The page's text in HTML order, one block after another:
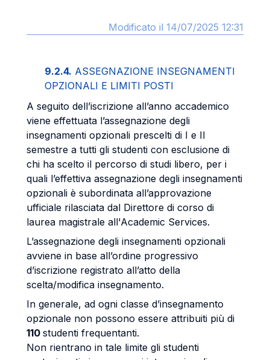
Modificato il 14/07/2025 12:31
9.2.4. ASSEGNAZIONE INSEGNAMENTI
OPZIONALI E LIMITI POSTI
A seguito dell’iscrizione all’anno accademico
viene effettuata l’assegnazione degli
insegnamenti opzionali prescelti di I e II
semestre a tutti gli studenti con esclusione di
chi ha scelto il percorso di studi libero, per i
quali l’effettiva assegnazione degli insegnamenti
opzionali è subordinata all’approvazione
ufficiale rilasciata dal Direttore di corso di
laurea magistrale all'Academic Services.
L’assegnazione degli insegnamenti opzionali
avviene in base all’ordine progressivo
d’iscrizione registrato all’atto della
scelta/modifica insegnamento.
In generale, ad ogni classe d’insegnamento
opzionale non possono essere attribuiti più di
110 studenti frequentanti.
Non rientrano in tale limite gli studenti